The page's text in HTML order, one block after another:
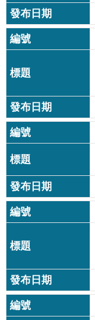
English
情
系
常
見
答
台
北
通
雙
詞
彙
隱